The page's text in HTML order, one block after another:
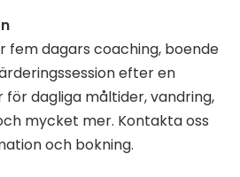
fem dagars coaching, boende
efter en
för dagliga måltider, vandring,
mycket mer. Kontakta oss
och bokning.